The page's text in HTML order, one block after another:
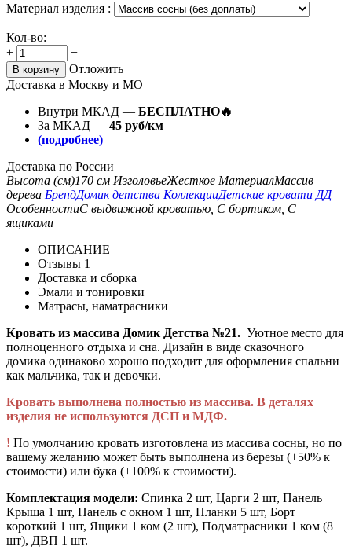
Материал изделия :
Кол-во:
+
−
В корзину
Отложить
Доставка в Москву и МО
Внутри МКАД — БЕСПЛАТНО🔥
За МКАД — 45 руб/км
(подробнее)
Доставка по России
Высота (см)170 см ИзголовьеЖесткое МатериалМассив
дерева БрендДомик детства КоллекцииДетские кровати ДД
ОсобенностиС выдвижной кроватью, С бортиком, С
ящиками
ОПИСАНИЕ
Отзывы 1
Доставка и сборка
Эмали и тонировки
Матрасы, наматрасники
Кровать из массива Домик Детства №21. Уютное место для
полноценного отдыха и сна. Дизайн в виде сказочного
домика одинаково хорошо подходит для оформления спальни
как мальчика, так и девочки.
Кровать выполнена полностью из массива. В деталях
изделия не используются ДСП и МДФ.
! По умолчанию кровать изготовлена из массива сосны, но по
вашему желанию может быть выполнена из березы (+50% к
стоимости) или бука (+100% к стоимости).
Комплектация модели: Спинка 2 шт, Царги 2 шт, Панель
Крыша 1 шт, Панель с окном 1 шт, Планки 5 шт, Борт
короткий 1 шт, Ящики 1 ком (2 шт), Подматрасники 1 ком (8
шт), ДВП 1 шт.